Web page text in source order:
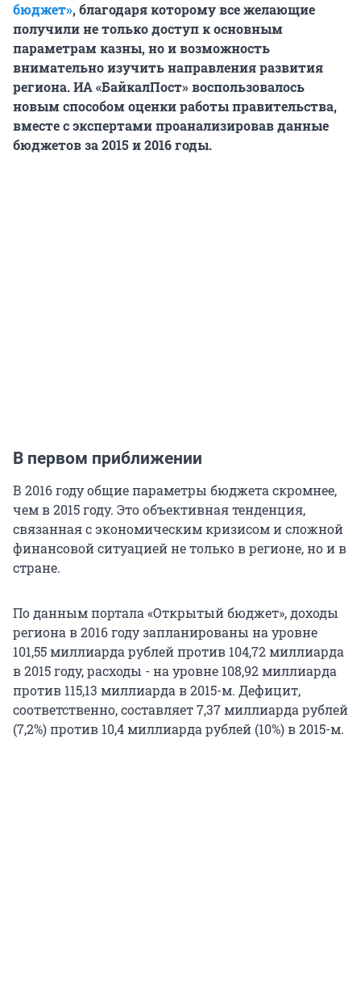
бюджет», благодаря которому все желающие
получили не только доступ к основным
параметрам казны, но и возможность
внимательно изучить направления развития
региона. ИА «БайкалПост» воспользовалось
новым способом оценки работы правительства,
вместе с экспертами проанализировав данные
бюджетов за 2015 и 2016 годы.
В первом приближении
В 2016 году общие параметры бюджета скромнее,
чем в 2015 году. Это объективная тенденция,
связанная с экономическим кризисом и сложной
финансовой ситуацией не только в регионе, но и в
стране.
По данным портала «Открытый бюджет», доходы
региона в 2016 году запланированы на уровне
101,55 миллиарда рублей против 104,72 миллиарда
в 2015 году, расходы - на уровне 108,92 миллиарда
против 115,13 миллиарда в 2015-м. Дефицит,
соответственно, составляет 7,37 миллиарда рублей
(7,2%) против 10,4 миллиарда рублей (10%) в 2015-м.